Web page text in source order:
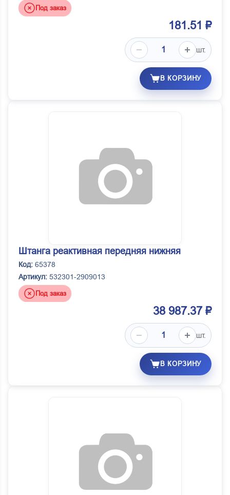
Под заказ
181.51 ₽
шт.
В КОРЗИНУ
Штанга реактивная передняя нижняя
Код: 65378
Артикул: 532301-2909013
Под заказ
38 987.37 ₽
шт.
В КОРЗИНУ